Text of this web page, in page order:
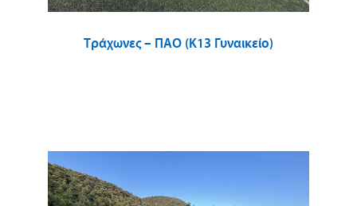
Τράχωνες – ΠΑΟ (Κ13 Γυναικείο)